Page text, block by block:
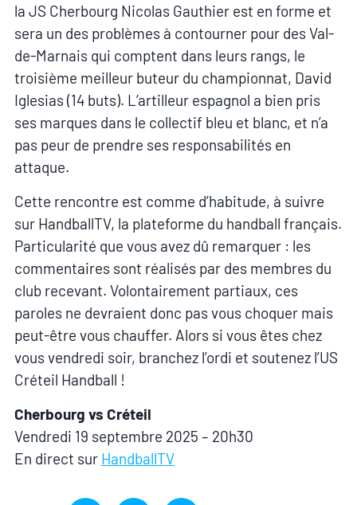
la JS Cherbourg Nicolas Gauthier est en forme et
sera un des problèmes à contourner pour des Val-
de-Marnais qui comptent dans leurs rangs, le
troisième meilleur buteur du championnat, David
Iglesias (14 buts). L’artilleur espagnol a bien pris
ses marques dans le collectif bleu et blanc, et n’a
pas peur de prendre ses responsabilités en
attaque.
Cette rencontre est comme d’habitude, à suivre
sur HandballTV, la plateforme du handball français.
Particularité que vous avez dû remarquer : les
commentaires sont réalisés par des membres du
club recevant. Volontairement partiaux, ces
paroles ne devraient donc pas vous choquer mais
peut-être vous chauffer. Alors si vous êtes chez
vous vendredi soir, branchez l’ordi et soutenez l’US
Créteil Handball !
Cherbourg vs Créteil
Vendredi 19 septembre 2025 – 20h30
En direct sur HandballTV